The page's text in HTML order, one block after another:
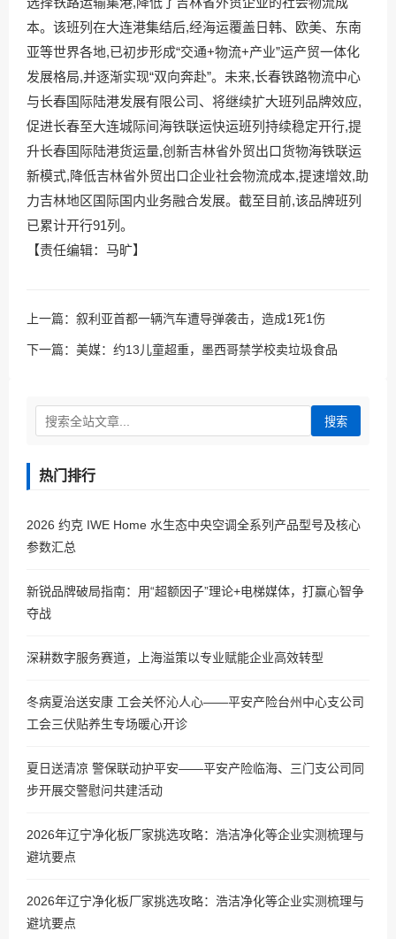
本。该班列在大连港集结后,经海运覆盖日韩、欧美、东南
亚等世界各地,已初步形成“交通+物流+产业”运产贸一体化
发展格局,并逐渐实现“双向奔赴”。未来,长春铁路物流中心
与长春国际陆港发展有限公司、将继续扩大班列品牌效应,
促进长春至大连城际间海铁联运快运班列持续稳定开行,提
升长春国际陆港货运量,创新吉林省外贸出口货物海铁联运
新模式,降低吉林省外贸出口企业社会物流成本,提速增效,助
力吉林地区国际国内业务融合发展。截至目前,该品牌班列
已累计开行91列。
【责任编辑：马旷】
上一篇： 叙利亚首都一辆汽车遭导弹袭击，造成1死1伤
下一篇： 美媒：约13儿童超重，墨西哥禁学校卖垃圾食品
搜索
热门排行
2026 约克 IWE Home 水生态中央空调全系列产品型号及核心
参数汇总
新锐品牌破局指南：用“超额因子”理论+电梯媒体，打赢心智争
夺战
深耕数字服务赛道，上海溢策以专业赋能企业高效转型
冬病夏治送安康 工会关怀沁人心——平安产险台州中心支公司
工会三伏贴养生专场暖心开诊
夏日送清凉 警保联动护平安——平安产险临海、三门支公司同
步开展交警慰问共建活动
2026年辽宁净化板厂家挑选攻略：浩洁净化等企业实测梳理与
避坑要点
2026年辽宁净化板厂家挑选攻略：浩洁净化等企业实测梳理与
避坑要点